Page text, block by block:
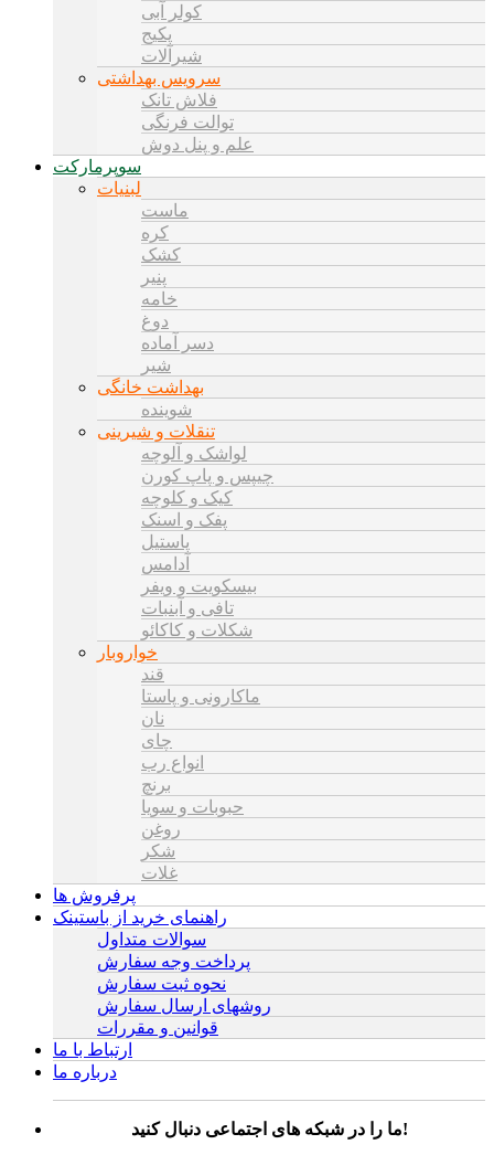
کولر آبی
پکیج
شیرآلات
سرویس بهداشتی
فلاش تانک
توالت فرنگی
علم و پنل دوش
سوپرمارکت
لبنیات
ماست
کره
کشک
پنیر
خامه
دوغ
دسر آماده
شیر
بهداشت خانگی
شوینده
تنقلات و شیرینی
لواشک و آلوچه
چیپس و پاپ کورن
کیک و کلوچه
پفک و اسنک
پاستیل
آدامس
بیسکویت و ویفر
تافی و آبنبات
شکلات و کاکائو
خواروبار
قند
ماکارونی و پاستا
نان
چای
انواع رب
برنچ
حبوبات و سویا
روغن
شکر
غلات
پرفروش ها
راهنمای خرید از باستینک
سوالات متداول
پرداخت وجه سفارش
نحوه ثبت سفارش
روشهای ارسال سفارش
قوانین و مقررات
ارتباط با ما
درباره ما
ما را در شبکه های اجتماعی دنبال کنید!